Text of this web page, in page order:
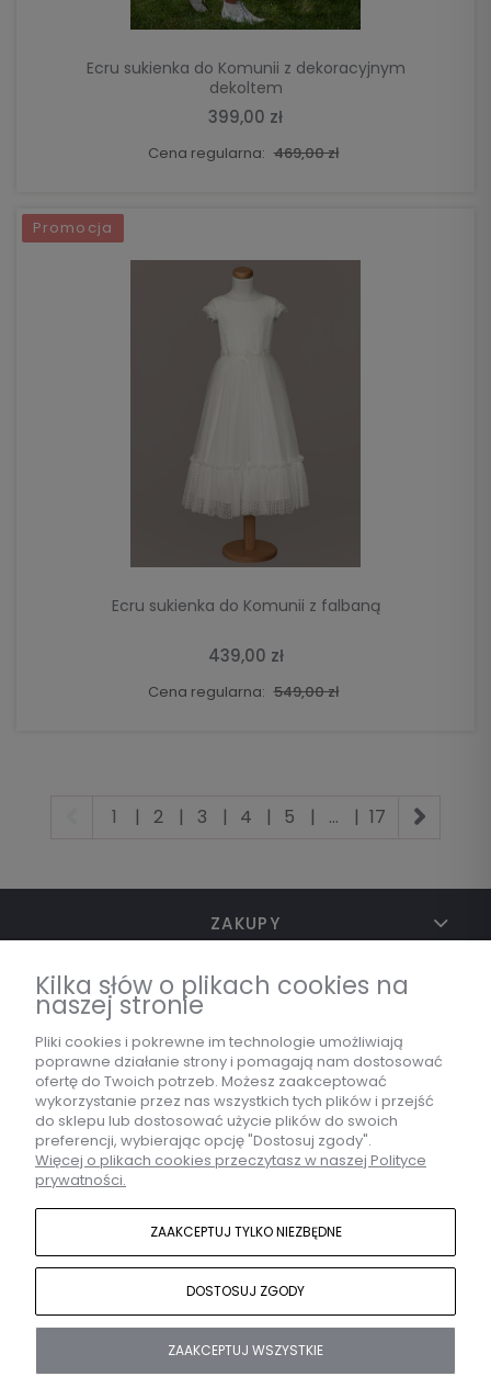
Ecru sukienka do Komunii z dekoracyjnym
dekoltem
399,00 zł
Cena regularna: 469,00 zł
Ecru sukienka do Komunii z falbaną
439,00 zł
Cena regularna: 549,00 zł
Promocja
1 | 2 | 3 | 4 | 5 | ... | 17
ZAKUPY
TWOJE KONTO
INFORMACJE
MARKA
KONTAKT
Sklep internetowy Shoper.pl
POKAŻ PEŁNĄ WERSJĘ STRONY
Kilka słów o plikach cookies na
naszej stronie
Pliki cookies i pokrewne im technologie umożliwiają
poprawne działanie strony i pomagają nam dostosować
ofertę do Twoich potrzeb. Możesz zaakceptować
wykorzystanie przez nas wszystkich tych plików i przejść
do sklepu lub dostosować użycie plików do swoich
preferencji, wybierając opcję "Dostosuj zgody".
Więcej o plikach cookies przeczytasz w naszej Polityce
prywatności.
ZAAKCEPTUJ TYLKO NIEZBĘDNE
DOSTOSUJ ZGODY
ZAAKCEPTUJ WSZYSTKIE